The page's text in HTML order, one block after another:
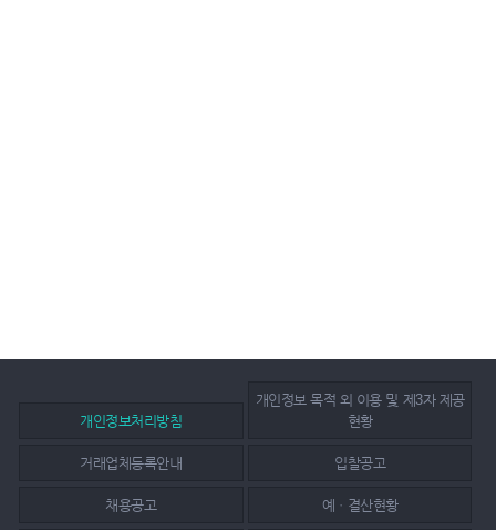
개인정보처리방침
개인정보 목적 외 이용 및 제3자 제공
현황
거래업체등록안내 입찰공고
채용공고 예ㆍ결산현황